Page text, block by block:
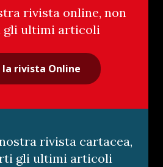
rivista online, non
gli ultimi articoli
la rivista Online
rivista cartacea,
gli ultimi articoli